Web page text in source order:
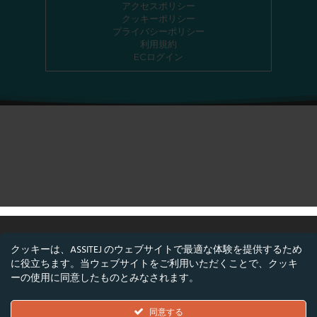
アクセスポリシー
クッキーポリシー
プライバシーポリシー
利用規約
ECログイン
©ASSITEJ - 国際児童・青少年演劇・舞台芸術協
会
Nørregade 26, 1階, 1165 コペンハーゲン, デンマ
クッキーは、ASSITEJ のウェブサイトで最適な体験を提供するため
に役立ちます。当ウェブサイトをご利用いただくことで、クッキ
ーの使用に同意したものとみなされます。
同意する